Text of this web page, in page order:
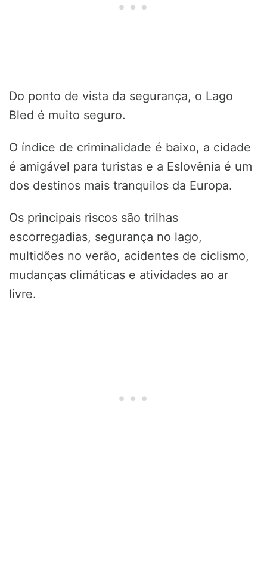
Do ponto de vista da segurança, o Lago
Bled é muito seguro.
O índice de criminalidade é baixo, a cidade
é amigável para turistas e a Eslovênia é um
dos destinos mais tranquilos da Europa.
Os principais riscos são trilhas
escorregadias, segurança no lago,
multidões no verão, acidentes de ciclismo,
mudanças climáticas e atividades ao ar
livre.